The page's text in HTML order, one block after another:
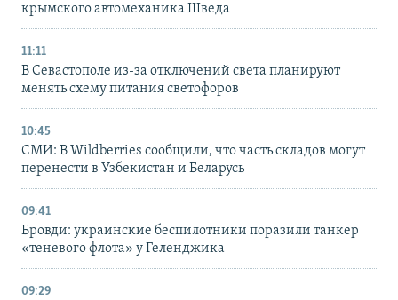
крымского автомеханика Шведа
11:11
В Севастополе из-за отключений света планируют
менять схему питания светофоров
10:45
СМИ: В Wildberries сообщили, что часть складов могут
перенести в Узбекистан и Беларусь
09:41
Бровди: украинские беспилотники поразили танкер
«теневого флота» у Геленджика
09:29